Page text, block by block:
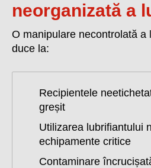
neorganizată a
O manipulare necontrolată a
duce la:
Recipientele
greșit
Utilizarea lubrifiantului
echipamente critice
Contaminare